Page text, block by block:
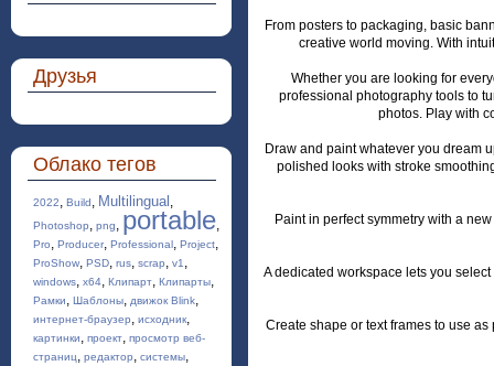
Друзья
Облако тегов
2022, Build, Multilingual ,
Photoshop, png, portable,
Pro, Producer, Professional, Project,
ProShow, PSD, rus, scrap, v1 ,
windows, x64, Клипарт, Клипарты,
Рамки, Шаблоны, движок Blink,
интернет-браузер, исходник,
картинки, проект, просмотр веб-
страниц, редактор, системы,
From posters to packaging, basic
creative world moving. With
Whether you are looking for
professional photography tools to
photos. Play with
Draw and paint whatever you dream
polished looks with stroke
Paint in perfect symmetry with a
A dedicated workspace lets you
Create shape or text frames to use